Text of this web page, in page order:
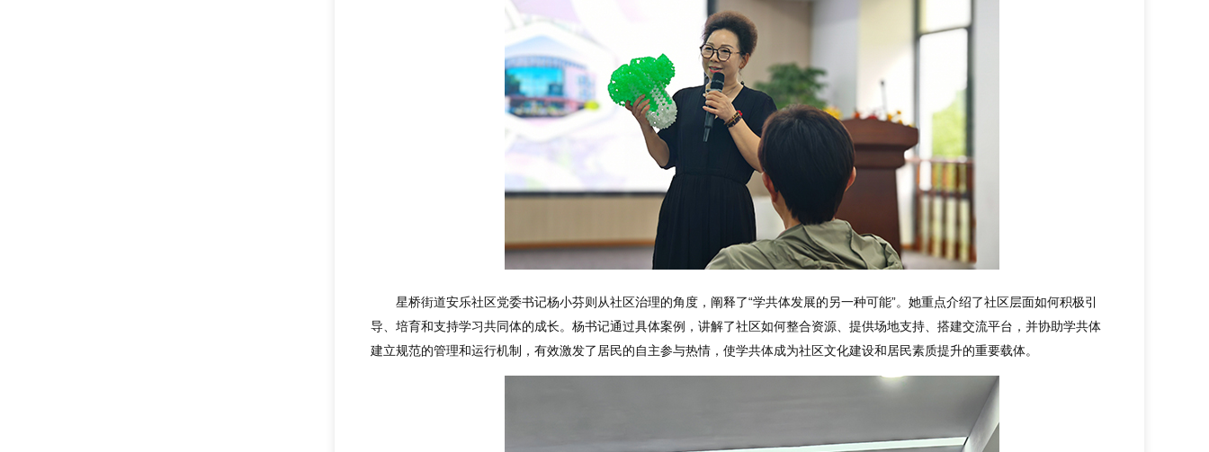
星桥街道安乐社区党委书记杨小芬则从社区治理的角度，阐释了“学共体发展的另一种可能”。她重点介绍了社区层面如何积极引
导、培育和支持学习共同体的成长。杨书记通过具体案例，讲解了社区如何整合资源、提供场地支持、搭建交流平台，并协助学共体
建立规范的管理和运行机制，有效激发了居民的自主参与热情，使学共体成为社区文化建设和居民素质提升的重要载体。